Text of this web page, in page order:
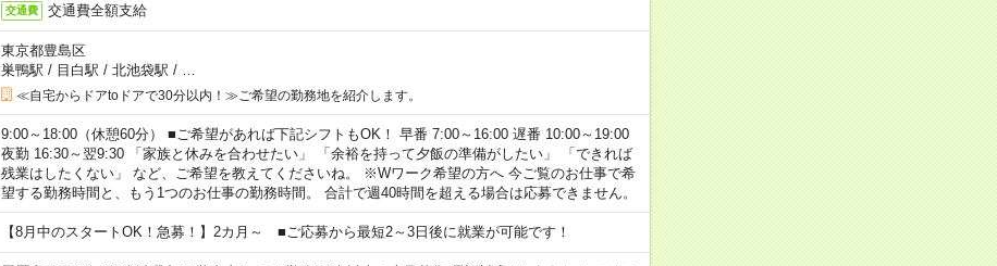
交通費 交通費全額支給
東京都豊島区
巣鴨駅 / 目白駅 / 北池袋駅 /
≪自宅からドアtoドアで30分以内！≫ご希望の勤務地を紹介します。
9:00～18:00（休憩60分） ■ご希望があれば下記シフトもOK！ 早番 7:00～16:00 遅番 10:00～19:00
夜勤 16:30～翌9:30 「家族と休みを合わせたい」 「余裕を持って夕飯の準備がしたい」 「できれば
残業はしたくない」 など、ご希望を教えてくださいね。 ※Wワーク希望の方へ 今ご覧のお仕事で希
望する勤務時間と、もう1つのお仕事の勤務時間。 合計で週40時間を超える場合は応募できません。
【8月中のスタートOK！急募！】2カ月～ ■ご応募から最短2～3日後に就業が可能です！